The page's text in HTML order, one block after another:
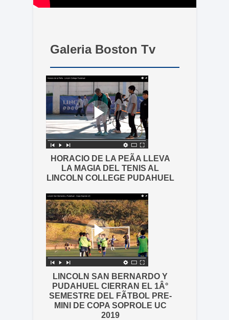
Galeria Boston Tv
HORACIO DE LA PEÃA LLEVA
LA MAGIA DEL TENIS AL
LINCOLN COLLEGE PUDAHUEL
LINCOLN SAN BERNARDO Y
PUDAHUEL CIERRAN EL 1Â°
SEMESTRE DEL FÃTBOL PRE-
MINI DE COPA SOPROLE UC
2019